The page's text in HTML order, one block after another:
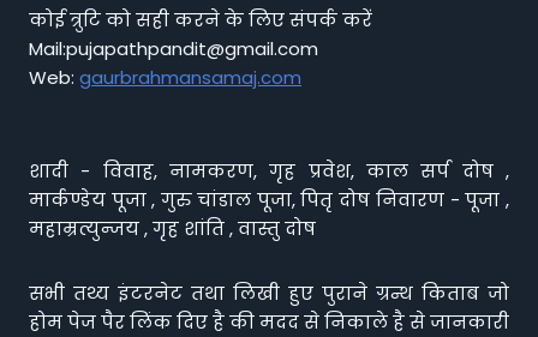
कोई त्रुटि को सही करने के लिए संपर्क करें
Mail:pujapathpandit@gmail.com
Web: gaurbrahmansamaj.com
शादी - विवाह, नामकरण, गृह प्रवेश, काल सर्प दोष ,
मार्कण्डेय पूजा , गुरु चांडाल पूजा, पितृ दोष निवारण - पूजा ,
महाम्रत्युन्जय , गृह शांति , वास्तु दोष
सभी तथ्य इंटरनेट तथा लिखी हुए पुराने ग्रन्थ किताब जो
होम पेज पैर लिंक दिए है की मदद से निकाले है से जानकारी